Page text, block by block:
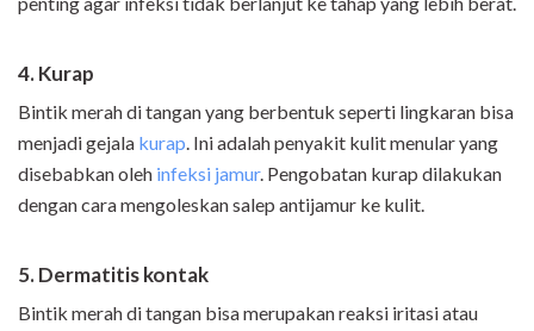
4. Kurap
Bintik merah di tangan yang berbentuk seperti lingkaran bisa
menjadi gejala kurap. Ini adalah penyakit kulit menular yang
disebabkan oleh infeksi jamur. Pengobatan kurap dilakukan
dengan cara mengoleskan salep antijamur ke kulit.
5. Dermatitis kontak
Bintik merah di tangan bisa merupakan reaksi iritasi atau